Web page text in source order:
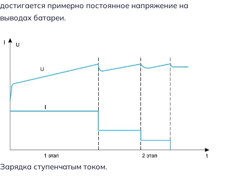
достигается примерно постоянное напряжение на
выводах батареи.
Зарядка ступенчатым током.